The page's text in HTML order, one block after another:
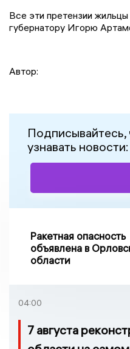
Все эти претензии
губернатору Игорю
Автор:
узнавать новости:
Ракетная опасность
объявлена в
области
04:00
7 августа